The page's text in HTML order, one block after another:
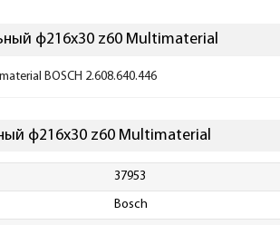
ф216х30 z60 Multimaterial
BOSCH 2.608.640.446
ф216х30 z60 Multimaterial
37953
Bosch